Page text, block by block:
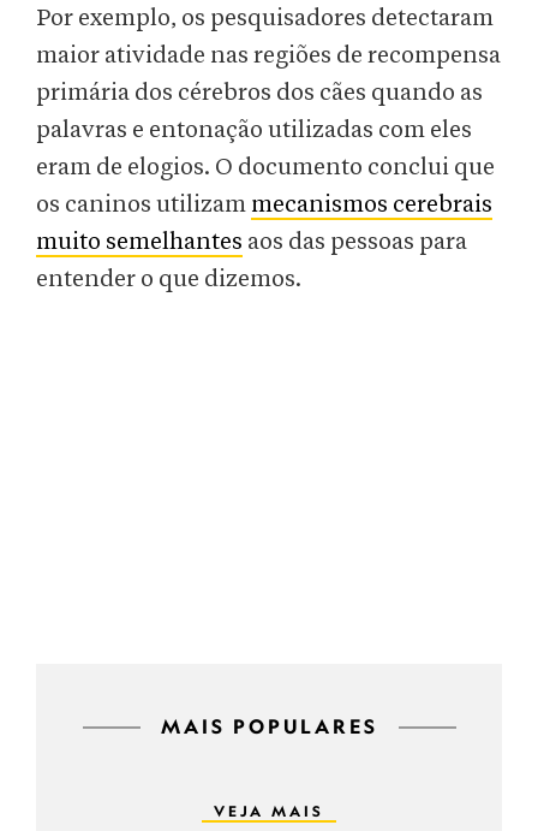
Por exemplo, os pesquisadores detectaram
maior atividade nas regiões de recompensa
primária dos cérebros dos cães quando as
palavras e entonação utilizadas com eles
eram de elogios. O documento conclui que
os caninos utilizam mecanismos cerebrais
muito semelhantes aos das pessoas para
entender o que dizemos.
MAIS POPULARES
VEJA MAIS